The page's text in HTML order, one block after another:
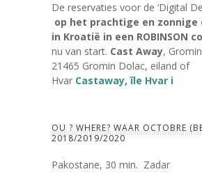
De reservaties voor de ‘Digital
op het prachtige en zonnige
in Kroatië in een ROBINSON
nu van start. Cast Away,
21465 Gromin Dolac, eiland of
Hvar Castaway, île Hvar i
OU ? WHERE? WAAR OCTOBRE
2018/2019/2020
Pakostane, 30 min. Zadar